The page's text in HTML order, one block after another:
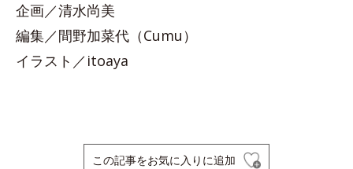
企画／清水尚美
編集／間野加菜代（Cumu）
イラスト／itoaya
この記事をお気に入りに追加